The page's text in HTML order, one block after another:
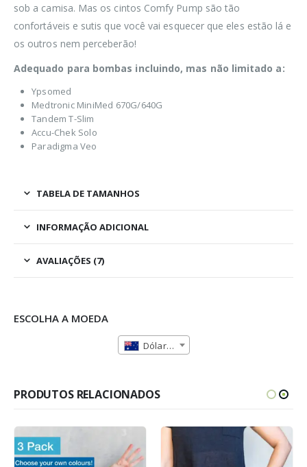
sob a camisa. Mas os cintos Comfy Pump são tão
confortáveis e sutis que você vai esquecer que eles estão lá e
os outros nem perceberão!
Adequado para bombas incluindo, mas não limitado a:
Ypsomed
Medtronic MiniMed 670G/640G
Tandem T-Slim
Accu-Chek Solo
Paradigma Veo
TABELA DE TAMANHOS
INFORMAÇÃO ADICIONAL
AVALIAÇÕES (7)
ESCOLHA A MOEDA
Dólar Australiano (AUD)
PRODUTOS RELACIONADOS